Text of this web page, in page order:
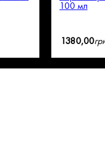
100 мл
1380,00